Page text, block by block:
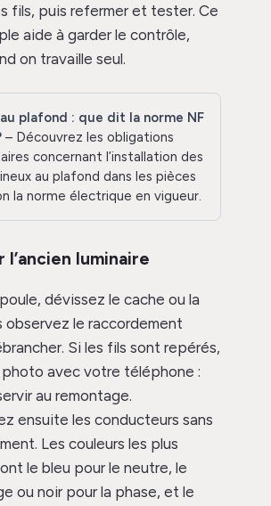
fils, puis refermer et tester. Ce
aide à garder le contrôle,
on travaille seul.
plafond : que dit la norme NF
– Découvrez les obligations
concernant l’installation des
au plafond dans les pièces
la norme électrique en vigueur.
l’ancien luminaire
dévissez le cache ou la
observez le raccordement
Si les fils sont repérés,
avec votre téléphone :
au remontage.
ensuite les conducteurs sans
Les couleurs les plus
le bleu pour le neutre, le
ou noir pour la phase, et le